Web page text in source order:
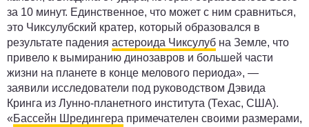
за 10 минут. Единственное, что может с ним сравниться,
это Чиксулубский кратер, который образовался в
результате падения астероида Чиксулуб на Земле, что
привело к вымиранию динозавров и большей части
жизни на планете в конце мелового периода», —
заявили исследователи под руководством Дэвида
Кринга из Лунно-планетного института (Техас, США).
«Бассейн Шредингера примечателен своими размерами,